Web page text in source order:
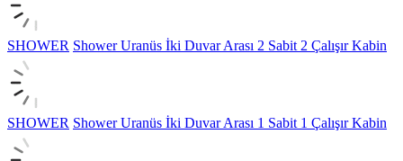
SHOWER Shower Uranüs İki Duvar Arası 2 Sabit 2 Çalışır Kabin
SHOWER Shower Uranüs İki Duvar Arası 1 Sabit 1 Çalışır Kabin